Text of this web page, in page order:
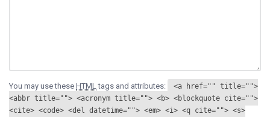
You may use these HTML tags and attributes:
<a href="" title="">
<abbr title=""> <acronym title=""> <b> <blockquote cite="">
<cite> <code> <del datetime=""> <em> <i> <q cite=""> <s>